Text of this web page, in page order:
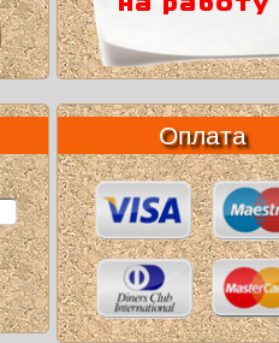
Оплата